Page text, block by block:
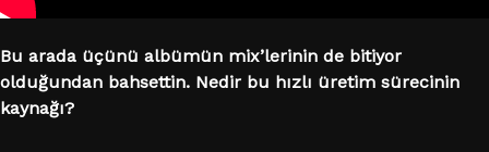
Bu arada üçünü albümün mix’lerinin de bitiyor
olduğundan bahsettin. Nedir bu hızlı üretim sürecinin
kaynağı?